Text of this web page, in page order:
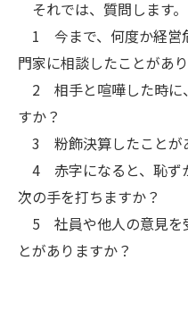
それでは、質問します。
1 今まで、何度か経営
門家に相談したことがあ
2 相手と喧嘩した時に
すか？
3 粉飾決算したことが
4 赤字になると、恥ず
次の手を打ちますか？
5 社員や他人の意見を
とがありますか？